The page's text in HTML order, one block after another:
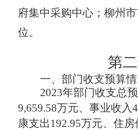
府集中采购中心； 柳州
位。
第
一、 部门收支预算
2023年部门收支总
9,659.58万元、事业收入
康支出192.95万元、住